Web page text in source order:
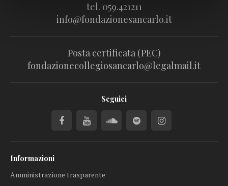
tel. 059.421211
info@fondazionesancarlo.it
Posta certificata (PEC)
fondazionecollegiosancarlo@legalmail.it
Seguici
Informazioni
Amministrazione trasparente